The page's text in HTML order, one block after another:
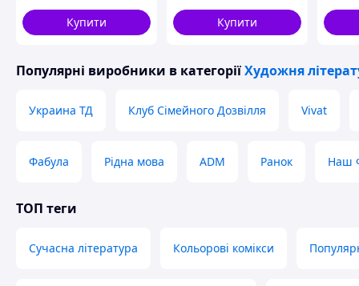
Купити
Купити
Популярні виробники в категоріїХудожня
Украина ТД Клуб Сімейного Дозвілля Vivat
Фабула Рідна мова ADM Ранок Наш
ТОП теги
Сучасна література Кольорові комікси